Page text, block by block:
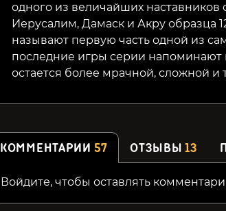
одного из величайших наставников
Иерусалим, Дамаск и Акру образца
называют первую часть одной из
последние игры серии напоминают
остается более мрачной, сложной
КОММЕНТАРИИ 57 ОТЗЫВЫ13
Войдите, чтобы оставлять